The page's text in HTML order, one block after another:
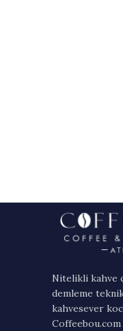
Nitelikli kahve
demleme
kahvesever
Coffeebou.com